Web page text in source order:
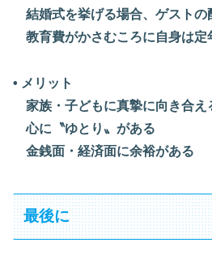
結婚式を挙げる場合、ゲストの
教育費がかさむころに自身は定
• メリット
家族・子どもに真摯に向き合え
心に〝ゆとり〟がある
金銭面・経済面に余裕がある
最後に